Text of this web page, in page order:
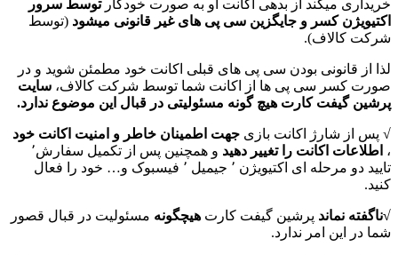
خریداری میکند از بدهی اکانت او به صورت خودکارتوسط سرور
اکتیویژن کسر و جایگزین سی پی های غیر قانونی میشود (توسط
شرکت کالاف).
لذا از قانونی بودن سی پی های قبلی اکانت خود مطمئن شوید و در
صورت کسر سی پی ها از اکانت شما توسط شرکت کالاف، سایت
پرشین گیفت کارت هیچ گونه مسئولیتی در قبال این موضوع ندارد.
√ پس از شارژ اکانت بازی جهت اطمینان خاطر و امنیت اکانت خود
، اطلاعات اکانت را تغییر دهید
و همچنین پس از تکمیل سفارش٬
تایید دو مرحله ای اکتیویژن ٬ جیمیل ٬ فیسبوک و… خود را فعال
کنید.
√ناگفته نماند پرشین گیفت کارت هیچگونه مسئولیت در قبال قصور
شما در این امر ندارد.